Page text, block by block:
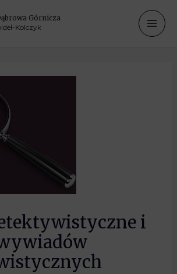
Górnicza
Kolczyk
i